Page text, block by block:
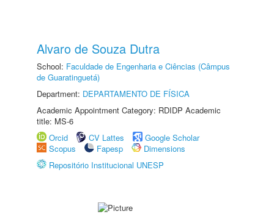
Alvaro de Souza Dutra
School: Faculdade de Engenharia e Ciências (Câmpus
de Guaratinguetá)
Department: DEPARTAMENTO DE FÍSICA
Academic Appointment Category: RDIDP Academic
title: MS-6
Orcid
CV Lattes
Google Scholar
Scopus
Fapesp
Dimensions
Repositório Institucional UNESP